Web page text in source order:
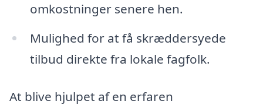
omkostninger senere hen.
Mulighed for at få skræddersyede
tilbud direkte fra lokale fagfolk.
At blive hjulpet af en erfaren